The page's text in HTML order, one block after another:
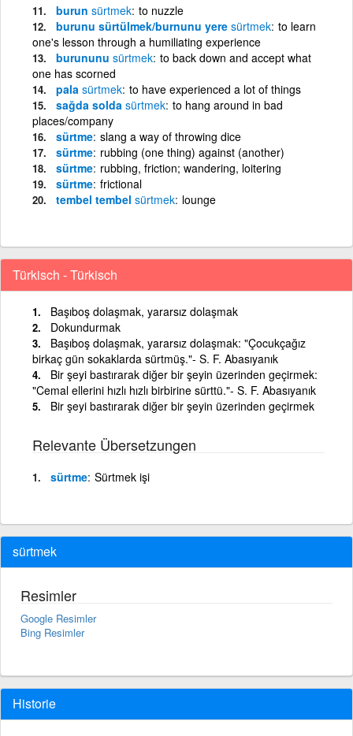
burun sürtmek to nuzzle
burunu sürtülmek/burnunu yere sürtmek to learn
one's lesson through a humiliating experience
burununu sürtmek to back down and accept what
one has scorned
pala sürtmek to have experienced a lot of things
sağda solda sürtmek to hang around in bad
places/company
sürtme slang a way of throwing dice
sürtme rubbing (one thing) against (another)
sürtme rubbing, friction; wandering, loitering
sürtme frictional
tembel tembel sürtmek lounge
Türkisch - Türkisch
Başıboş dolaşmak, yararsız dolaşmak
Dokundurmak
Başıboş dolaşmak, yararsız dolaşmak: "Çocukçağız
birkaç gün sokaklarda sürtmüş."- S. F. Abasıyanık
Bir şeyi bastırarak diğer bir şeyin üzerinden geçirmek:
"Cemal ellerini hızlı hızlı birbirine sürttü."- S. F. Abasıyanık
Bir şeyi bastırarak diğer bir şeyin üzerinden geçirmek
Relevante Übersetzungen
sürtme Sürtmek işi
sürtmek
Resimler
Google Resimler
Bing Resimler
Historie